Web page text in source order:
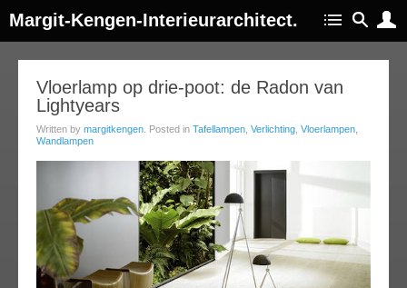
Margit-Kengen-Interieurarchitect.
Vloerlamp op drie-poot: de Radon van
Lightyears
Written by margitkengen . Posted in Tafellampen Verlichting Vloerlampen
Wandlampen